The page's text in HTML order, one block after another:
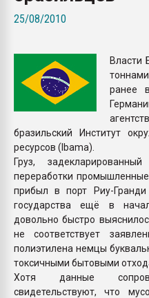
25/08/2010
Власти
ранее
бразильский Институт
ресурсов (Ibama).
Груз,
переработки
прибыл в порт Риу-Гранди
государства ещё в
довольно быстро
не соответствует
полиэтилена немцы
токсичными бытовыми
Хотя данные
свидетельствуют, что